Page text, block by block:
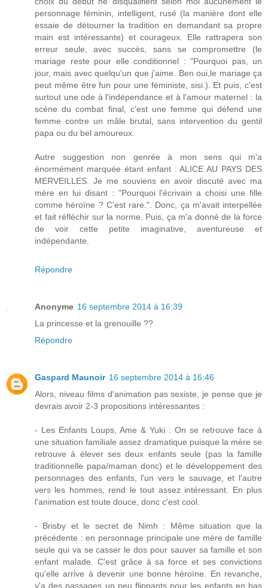
personnage féminin, intelligent, rusé (la manière dont elle
essaie de détourner la tradition en demandant sa propre
main est intéressante) et courageux. Elle rattrapera son
erreur seule, avec succès, sans se compromettre (le
mariage reste pour elle conditionnel : "Pourquoi pas, un
jour, mais avec quelqu'un que j'aime. Ben oui,le mariage ça
peut même être fun pour une féministe, sisi.). Et puis, c'est
surtout une ode à l'indépendance et à l'amour maternel : la
scène du combat final, c'est une femme qui défend une
femme contre un mâle brutal, sans intervention du gentil
papa ou du bel amoureux.
Autre suggestion non genrée à mon sens qui m'a
énormément marquée étant enfant : ALICE AU PAYS DES
MERVEILLES. Je me souviens en avoir discuté avec ma
mère en lui disant : "Pourquoi l'écrivain a choisi une fille
comme héroïne ? C'est rare.". Donc, ça m'avait interpellée
et fait réfléchir sur la norme. Puis, ça m'a donné de la force
de voir cette petite imaginative, aventureuse et
indépendante.
Répondre
Anonyme 16 septembre 2014 à 16:39
La princesse et la grenouille ??
Répondre
Gaspard Maunoir 16 septembre 2014 à 16:46
Alors, niveau films d'animation pas sexiste, je pense que je
devrais avoir 2-3 propositions intéressantes :
- Les Enfants Loups, Ame & Yuki : On se retrouve face à
une situation familiale assez dramatique puisque la mère se
retrouve à élever ses deux enfants seule (pas la famille
traditionnelle papa/maman donc) et le développement des
personnages des enfants, l'un vers le sauvage, et l'autre
vers les hommes, rend le tout assez intéressant. En plus
l'animation est toute douce, donc c'est cool.
- Brisby et le secret de Nimh : Même situation que la
précédente : en personnage principale une mère de famille
seule qui va se casser le dos pour sauver sa famille et son
enfant malade. C'est grâce à sa force et ses convictions
qu'elle arrive à devenir une bonne héroïne. En revanche,
y'a des passages un peu flippants pour les enfants en bas